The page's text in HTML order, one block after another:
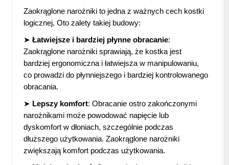
Zaokrąglone narożniki to jedna z ważnych cech kostki
logicznej. Oto zalety takiej budowy:
➤ Łatwiejsze i bardziej płynne obracanie:
Zaokrąglone narożniki sprawiają, że kostka jest
bardziej ergonomiczna i łatwiejsza w manipulowaniu,
co prowadzi do płynniejszego i bardziej kontrolowanego
obracania.
➤ Lepszy komfort: Obracanie ostro zakończonymi
narożnikami może powodować napięcie lub
dyskomfort w dłoniach, szczególnie podczas
dłuższego użytkowania. Zaokrąglone narożniki
zwiększają komfort podczas użytkowania.